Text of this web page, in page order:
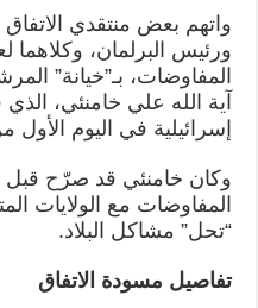
واتهم بعض منتقدي الاتفاق
ورئيس البرلمان، وكلاهما
المفاوضات، بـ”خيانة”
آية الله علي خامنئي،
إسرائيلية في اليوم الأول من
وكان خامنئي قد صرّح قبل
المفاوضات مع الولايات
“تحل” مشاكل البلاد.
تفاصيل مسودة الاتفاق